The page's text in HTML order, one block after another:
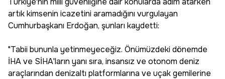
artık kimsenin icazetini aramadığını vurgulayan
Cumhurbaşkanı Erdoğan, şunları kaydetti:
"Tabii bununla yetinmeyeceğiz. Önümüzdeki dönemde
İHA ve SİHA'ların yanı sıra, insansız ve otonom deniz
araçlarından denizaltı platformlarına ve uçak gemilerine